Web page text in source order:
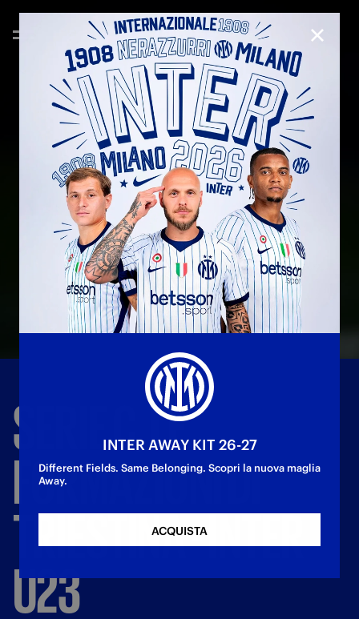
SERIEC,LE
FORMAZIONIDI
TRIESTINA-INTER
U23
INTER AWAY KIT 26-27
Different Fields. Same Belonging. Scopri la nuova maglia
Away.
ACQUISTA